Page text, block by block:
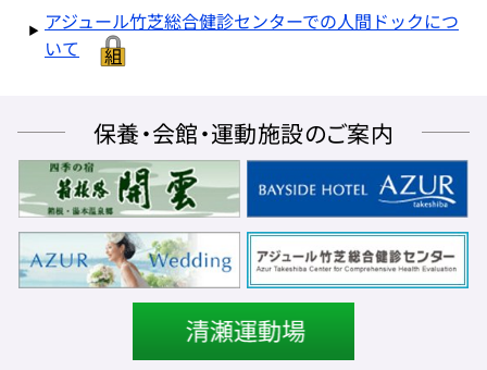
アジュール竹芝総合健診センターでの人間ドックにつ
いて
保養・会館・運動施設のご案内